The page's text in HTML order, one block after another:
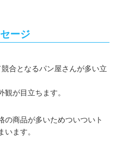
ージ
合となるパン屋さんが多い立
が目立ちます。
の商品が多いためついついト
ます。